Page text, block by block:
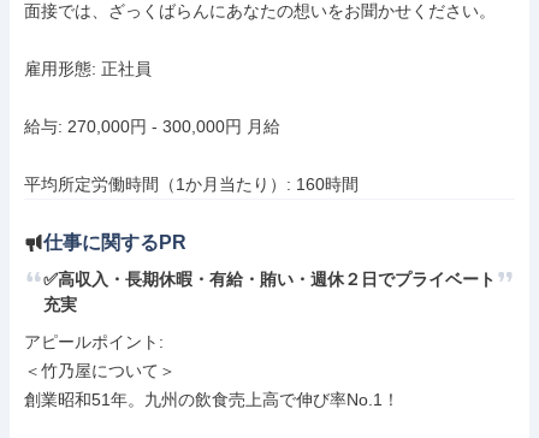
面接では、ざっくばらんにあなたの想いをお聞かせください。
雇用形態: 正社員
給与: 270,000円 - 300,000円 月給
平均所定労働時間（1か月当たり）: 160時間
仕事に関するPR
✅高収入・長期休暇・有給・賄い・週休２日でプライベート
充実
アピールポイント:
＜竹乃屋について＞
創業昭和51年。九州の飲食売上高で伸び率No.1！